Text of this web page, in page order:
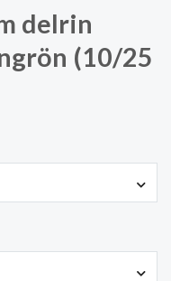
delrin
(10/25